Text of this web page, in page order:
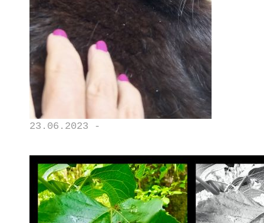
23.06.2023 -